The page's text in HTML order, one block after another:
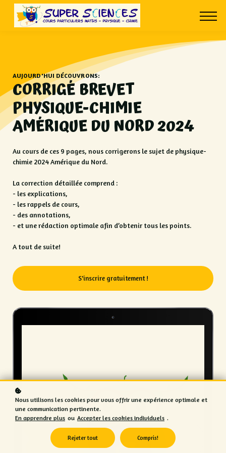
À PROPOS
CONNEXION
AUJOURD'HUI DÉCOUVRONS:
CORRIGÉ BREVET
PHYSIQUE-CHIMIE
AMÉRIQUE DU NORD 2024
Au cours de ces 9 pages, nous corrigerons le sujet de physique-
chimie 2024 Amérique du Nord.
La correction détaillée comprend :
- les explications,
- les rappels de cours,
- des annotations,
- et une rédaction optimale afin d’obtenir tous les points.
A tout de suite!
S'inscrire gratuitement !
Nous utilisons les cookies pour vous offrir une expérience optimale et
une communication pertinente.
En apprendre plus ou Accepter les cookies individuels .
Rejeter tout Compris!